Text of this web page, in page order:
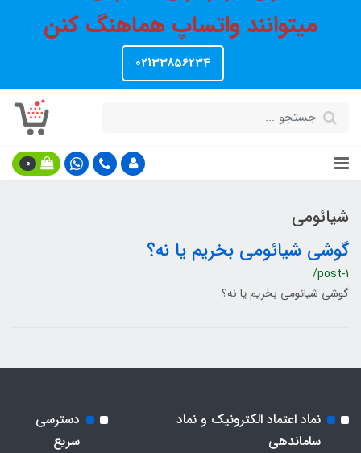
میتوانند واتساپ هماهنگ کنن
02133856234
0
شیائومی
گوشی شیائومی بخریم یا نه؟
/post-1
گوشی شیائومی بخریم یا نه؟
نماد اعتماد الکترونیک و نماد
ساماندهی
دسترسی
سریع